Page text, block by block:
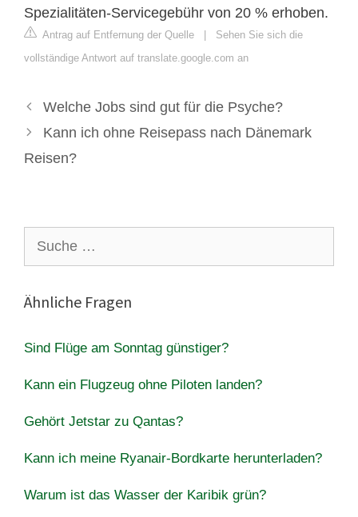
Spezialitäten-Servicegebühr von 20 % erhoben.
Antrag auf Entfernung der Quelle | Sehen Sie sich die
vollständige Antwort auf translate.google.com an
Welche Jobs sind gut für die Psyche?
Kann ich ohne Reisepass nach Dänemark
Reisen?
nach:
Ähnliche Fragen
Sind Flüge am Sonntag günstiger?
Kann ein Flugzeug ohne Piloten landen?
Gehört Jetstar zu Qantas?
Kann ich meine Ryanair-Bordkarte herunterladen?
Warum ist das Wasser der Karibik grün?